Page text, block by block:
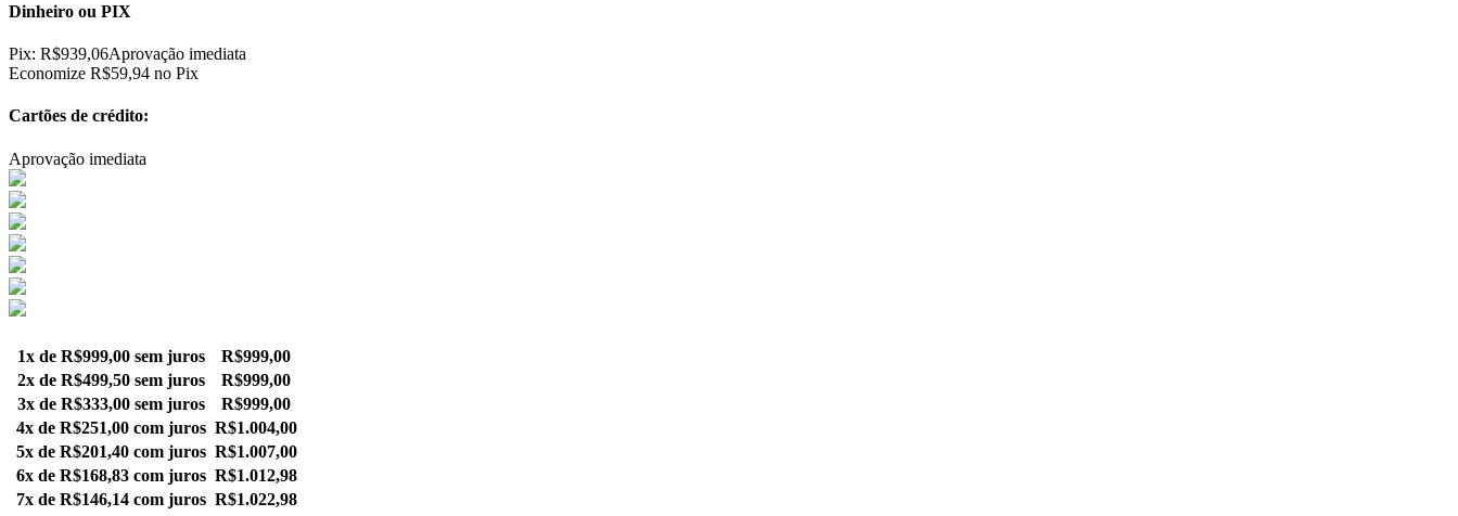
Dinheiro ou PIX
Pix: R$939,06Aprovação imediata
Economize R$59,94 no Pix
Cartões de crédito:
Aprovação imediata
1x de R$999,00 sem juros R$999,00
2x de R$499,50 sem juros R$999,00
3x de R$333,00 sem juros R$999,00
4x de R$251,00 com juros R$1.004,00
5x de R$201,40 com juros R$1.007,00
6x de R$168,83 com juros R$1.012,98
7x de R$146,14 com juros R$1.022,98